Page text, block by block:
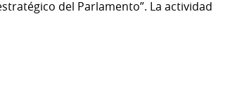
del Parlamento”. La actividad